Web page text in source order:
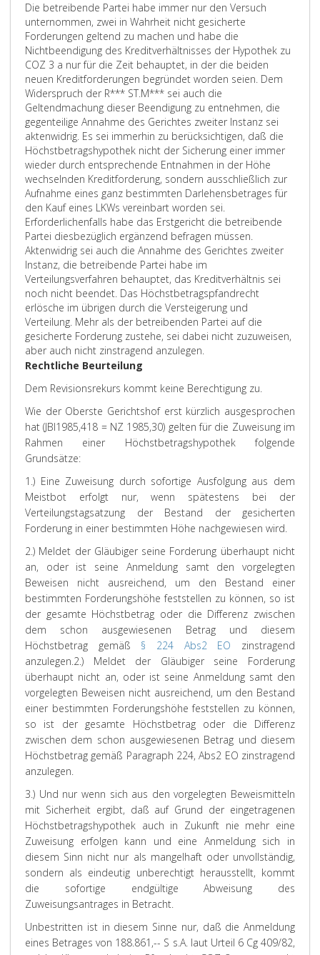
Die betreibende Partei habe immer nur den Versuch
unternommen, zwei in Wahrheit nicht gesicherte
Forderungen geltend zu machen und habe die
Nichtbeendigung des Kreditverhältnisses der Hypothek zu
COZ 3 a nur für die Zeit behauptet, in der die beiden
neuen Kreditforderungen begründet worden seien. Dem
Widerspruch der R*** ST.M*** sei auch die
Geltendmachung dieser Beendigung zu entnehmen, die
gegenteilige Annahme des Gerichtes zweiter Instanz sei
aktenwidrig. Es sei immerhin zu berücksichtigen, daß die
Höchstbetragshypothek nicht der Sicherung einer immer
wieder durch entsprechende Entnahmen in der Höhe
wechselnden Kreditforderung, sondern ausschließlich zur
Aufnahme eines ganz bestimmten Darlehensbetrages für
den Kauf eines LKWs vereinbart worden sei.
Erforderlichenfalls habe das Erstgericht die betreibende
Partei diesbezüglich ergänzend befragen müssen.
Aktenwidrig sei auch die Annahme des Gerichtes zweiter
Instanz, die betreibende Partei habe im
Verteilungsverfahren behauptet, das Kreditverhältnis sei
noch nicht beendet. Das Höchstbetragspfandrecht
erlösche im übrigen durch die Versteigerung und
Verteilung. Mehr als der betreibenden Partei auf die
gesicherte Forderung zustehe, sei dabei nicht zuzuweisen,
aber auch nicht zinstragend anzulegen.
Rechtliche Beurteilung
Dem Revisionsrekurs kommt keine Berechtigung zu.
Wie der Oberste Gerichtshof erst kürzlich ausgesprochen
hat (JBl1985,418 = NZ 1985,30) gelten für die Zuweisung im
Rahmen einer Höchstbetragshypothek folgende
Grundsätze:
1.) Eine Zuweisung durch sofortige Ausfolgung aus dem
Meistbot erfolgt nur, wenn spätestens bei der
Verteilungstagsatzung der Bestand der gesicherten
Forderung in einer bestimmten Höhe nachgewiesen wird.
2.) Meldet der Gläubiger seine Forderung überhaupt nicht
an, oder ist seine Anmeldung samt den vorgelegten
Beweisen nicht ausreichend, um den Bestand einer
bestimmten Forderungshöhe feststellen zu können, so ist
der gesamte Höchstbetrag oder die Differenz zwischen
dem schon ausgewiesenen Betrag und diesem
Höchstbetrag gemäß § 224 Abs2 EO zinstragend
anzulegen.2.) Meldet der Gläubiger seine Forderung
überhaupt nicht an, oder ist seine Anmeldung samt den
vorgelegten Beweisen nicht ausreichend, um den Bestand
einer bestimmten Forderungshöhe feststellen zu können,
so ist der gesamte Höchstbetrag oder die Differenz
zwischen dem schon ausgewiesenen Betrag und diesem
Höchstbetrag gemäß Paragraph 224, Abs2 EO zinstragend
anzulegen.
3.) Und nur wenn sich aus den vorgelegten Beweismitteln
mit Sicherheit ergibt, daß auf Grund der eingetragenen
Höchstbetragshypothek auch in Zukunft nie mehr eine
Zuweisung erfolgen kann und eine Anmeldung sich in
diesem Sinn nicht nur als mangelhaft oder unvollständig,
sondern als eindeutig unberechtigt herausstellt, kommt
die sofortige endgültige Abweisung des
Zuweisungsantrages in Betracht.
Unbestritten ist in diesem Sinne nur, daß die Anmeldung
eines Betrages von 188.861,-- S s.A. laut Urteil 6 Cg 409/82,